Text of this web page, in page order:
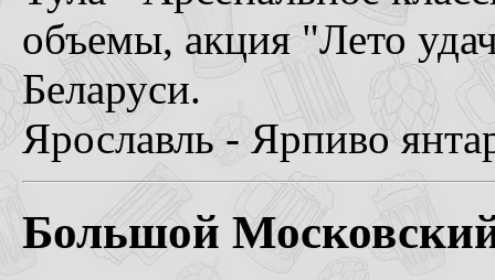
объемы, акция "Лето
Беларуси.
Ярославль - Ярпиво
Большой